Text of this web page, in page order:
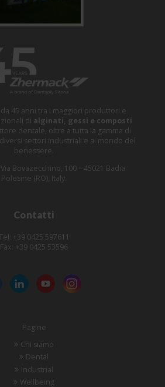
45 anni tra i maggiori produttori e
di alginati, gessi e composti
dentale, oltre a tutta la gamma di
settori industriali e al mondo del
benessere.
Bovazecchino, 100 – 45021 Badia
Polesine (RO), Italy.
Contatti
+39 0425 597611
Fax: +39 0425 53596
Pagine
Chi siamo
Dental
Industrial
Wellbeing